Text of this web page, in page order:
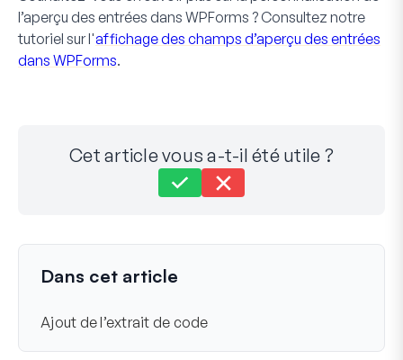
l’aperçu des entrées dans WPForms ? Consultez notre
tutoriel sur l'affichage des champs d’aperçu des entrées
dans WPForms.
Cet article vous a-t-il été utile ?
Dernière mise à jour le 07 oct. 2024
Dans cet article
Ajout de l’extrait de code